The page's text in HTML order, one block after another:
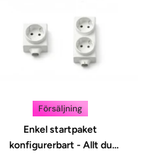
Försäljning
Enkel startpaket
konfigurerbart - Allt du